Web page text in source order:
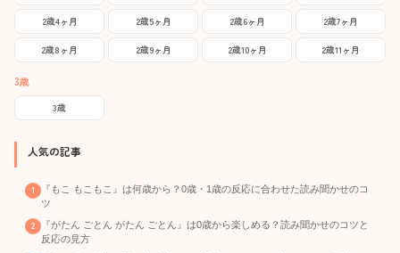
2歳4ヶ月 2歳5ヶ月 2歳6ヶ月 2歳7ヶ月
2歳8ヶ月 2歳9ヶ月 2歳10ヶ月 2歳11ヶ月
3歳
3歳
人気の記事
『もこ もこもこ』は何歳から？0歳・1歳の反応に合わせた読み聞かせのコ
ツ
『がたん ごとん がたん ごとん』は0歳から楽しめる？読み聞かせのコツと
反応の見方